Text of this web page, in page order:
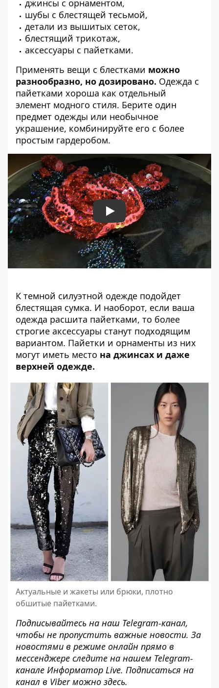
джинсы с орнаментом,
шубы с блестящей тесьмой,
детали из вышитых сеток,
блестящий трикотаж,
аксессуары с пайетками.
Применять вещи с блестками можно
разнообразно, но дозировано. Одежда с
пайетками хороша как отдельный
элемент модного стиля. Берите один
предмет одежды или необычное
украшение, комбинируйте его с более
простым гардеробом.
Play
К темной силуэтной одежде подойдет
блестящая сумка. И наоборот, если ваша
одежда расшита пайетками, то более
строгие аксессуары станут подходящим
вариантом. Пайетки и орнаменты из них
могут иметь место на джинсах и даже
верхней одежде.
Актуальные и жакеты или брюки, плотно
обшитые пайетками.
Подписывайтесь на наш Telegram-канал,
чтобы не пропустить важные новости. За
новостями в режиме онлайн прямо в
мессенджере следите на нашем Telegram-
канале Информатор Live. Подписаться на
канал в Viber можно здесь.